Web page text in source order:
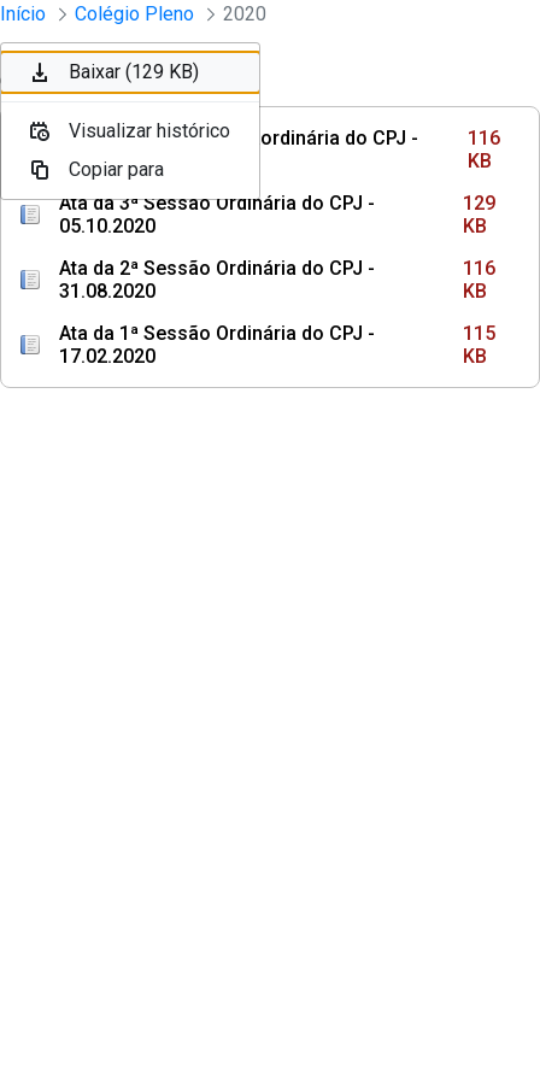
Pular para o Conteúdo principal
Sessões e Reuniões - Documentos
Início Colégio Pleno 2020
Ordenar Filtro
Ata da 1ª Sessão Extraordinária do CPJ -
09.11.2020
116
KB
Ata da 3ª Sessão Ordinária do CPJ -
05.10.2020
129
KB
Ata da 2ª Sessão Ordinária do CPJ -
31.08.2020
116
KB
Ata da 1ª Sessão Ordinária do CPJ -
17.02.2020
115
KB
Baixar (116 KB)
Visualizar histórico
Copiar para
Baixar (129 KB)
Visualizar histórico
Copiar para